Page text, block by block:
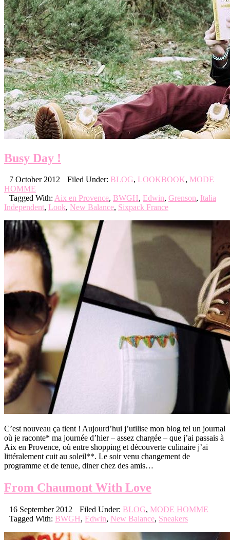
Busy Day !
7 October 2012 Filed Under: BLOG, LOOKBOOK, MODE
HOMME
Tagged With: Aix en Provence, BWGH, Edwin, Grenson, Italia
Independent, Look, New Balance, Sixpack France
C’est nouveau ça tient ! Aujourd’hui j’utilise mon blog tel un journal
où je raconte* ma journée d’hier – assez chargée – que j’ai passais à
Aix en Provence, où entre shopping et découverte culinaire j’ai
littéralement cuit au soleil**. Le soir venu changement de
programme et de tenue, diner chez des amis…
From Chaumont With Love
16 September 2012 Filed Under: BLOG, MODE HOMME
Tagged With: BWGH, Edwin, New Balance, Sneakers